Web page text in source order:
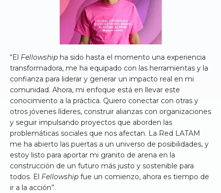
“El Fellowship ha sido hasta el momento una experiencia
transformadora, me ha equipado con las herramientas y la
confianza para liderar y generar un impacto real en mi
comunidad. Ahora, mi enfoque está en llevar este
conocimiento a la práctica. Quiero conectar con otras y
otros jóvenes líderes, construir alianzas con organizaciones
y seguir impulsando proyectos que aborden las
problemáticas sociales que nos afectan. La Red LATAM
me ha abierto las puertas a un universo de posibilidades, y
estoy listo para aportar mi granito de arena en la
construcción de un futuro más justo y sostenible para
todos. El Fellowship fue un comienzo, ahora es tiempo de
ir a la acción”.